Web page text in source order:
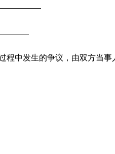
程中发生的争议，由双方当